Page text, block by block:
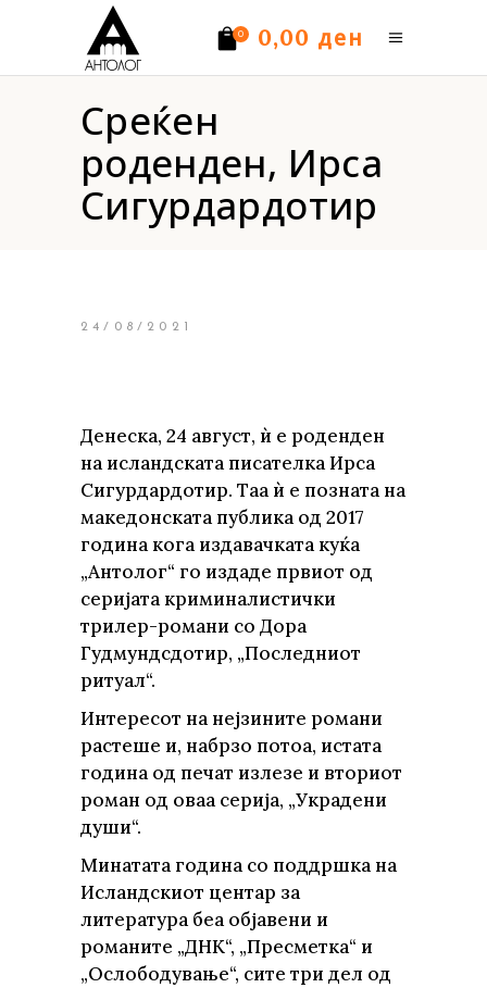
0 0,00 ден
Нема производи.
Среќен
роденден, Ирса
Сигурдардотир
24/08/2021
Денеска, 24 август, ѝ е роденден
на исландската писателка Ирса
Сигурдардотир. Таа ѝ е позната на
македонската публика од 2017
година кога издавачката куќа
„Антолог“ го издаде првиот од
серијата криминалистички
трилер-романи со Дора
Гудмундсдотир, „Последниот
ритуал“.
Интересот на нејзините романи
растеше и, набрзо потоа, истата
година од печат излезе и вториот
роман од оваа серија, „Украдени
души“.
Минатата година со поддршка на
Исландскиот центар за
литература беа објавени и
романите „ДНК“, „Пресметка“ и
„Ослободување“, сите три дел од